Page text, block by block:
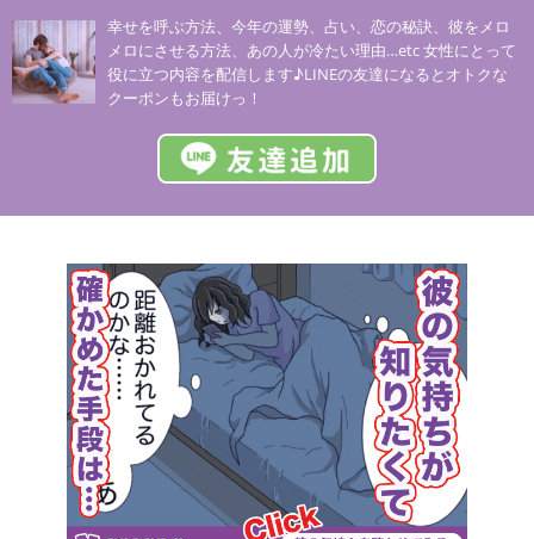
幸せを呼ぶ方法、今年の運勢、占い、恋の秘訣、彼をメロ
メロにさせる方法、あの人が冷たい理由…etc 女性にとって
役に立つ内容を配信します♪LINEの友達になるとオトクな
クーポンもお届けっ！